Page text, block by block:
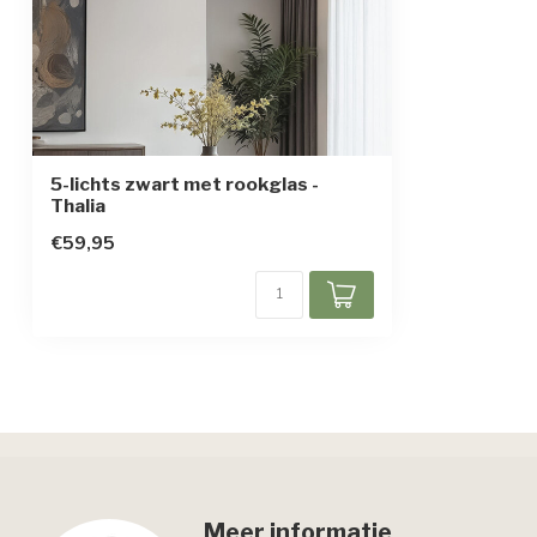
5-lichts zwart met rookglas -
Thalia
€59,95